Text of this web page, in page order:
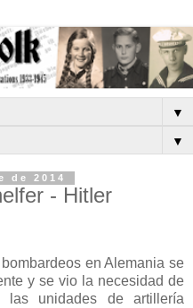
▼
▼
de 2014
- Hitler
en Alemania se
y se vio la necesidad de
las unidades de artillería